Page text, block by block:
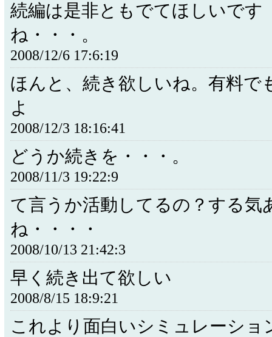
続編は是非ともでてほしいです
ね・・・。
2008/12/6 17:6:19
ほんと、続き欲しいね。有料で
よ
2008/12/3 18:16:41
どうか続きを・・・。
2008/11/3 19:22:9
て言うか活動してるの？する気
ね・・・・
2008/10/13 21:42:3
早く続き出て欲しい
2008/8/15 18:9:21
これより面白いシミュレーショ